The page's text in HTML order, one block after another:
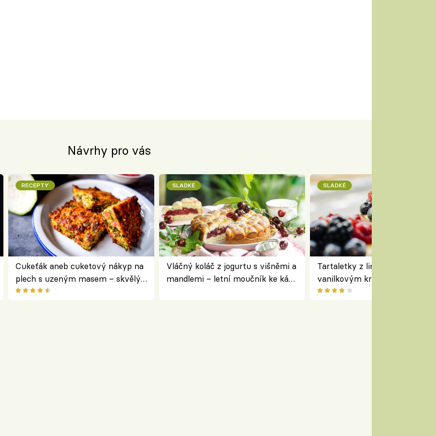
Návrhy pro vás
RECEPTY
Cukeťák aneb cuketový nákyp na
plech s uzeným masem – skvělý
způsob, jak zpracovat přerostlé
SLADKÉ
Vláčný koláč z jogurtu s višněmi a
mandlemi – letní moučník ke kávě
SLADKÉ
Tartaletky z lineckého těsta s
vanilkovým krémem a lesním
ovocem podle Bread Society